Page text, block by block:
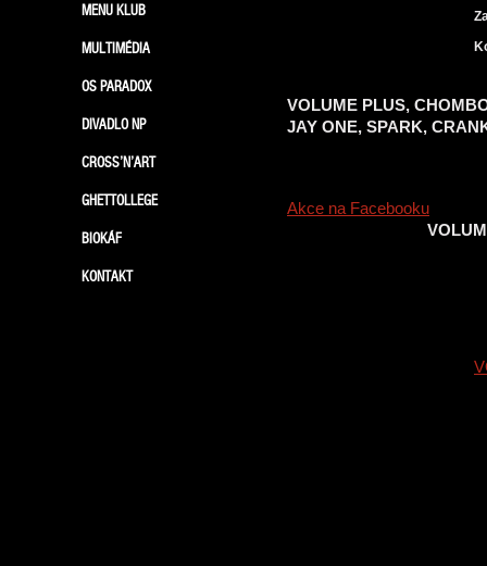
MENU KLUB
MULTIMÉDIA
OS PARADOX
DIVADLO NP
CROSS’N’ART
GHETTOLLEGE
BIOKÁF
KONTAKT
VOLUME PLUS,
JAY ONE, SPARK,
Akce na Facebooku